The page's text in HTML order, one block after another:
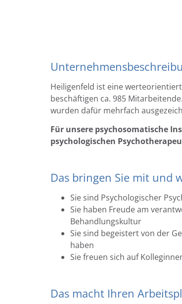
Heiligenfeld ist eine
beschäftigen ca. 985
wurden dafür mehrfach
Für unsere psychosomatische
psychologischen
Das bringen Sie mit und
Sie sind Psychologischer
Sie haben Freude am
Behandlungskultur
Sie sind begeistert von der
haben
Sie freuen sich auf
Das macht Ihren